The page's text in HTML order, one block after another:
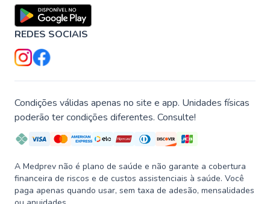
REDES SOCIAIS
Condições válidas apenas no site e app. Unidades físicas
poderão ter condições diferentes. Consulte!
A Medprev não é plano de saúde e não garante a cobertura
financeira de riscos e de custos assistenciais à saúde. Você
paga apenas quando usar, sem taxa de adesão, mensalidades